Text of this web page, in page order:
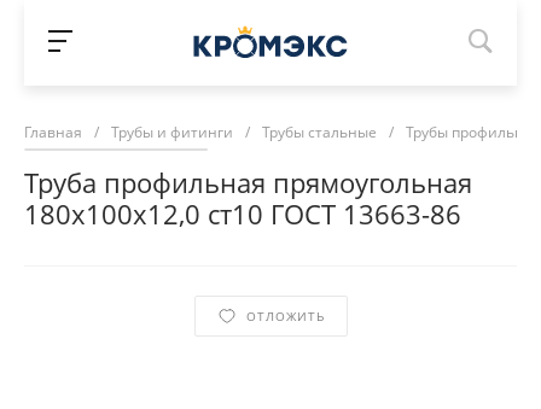
Главная / Трубы и фитинги / Трубы стальные / Трубы
Труба профильная прямоугольная
180х100х12,0 ст10 ГОСТ 13663-86
ОТЛОЖИТЬ